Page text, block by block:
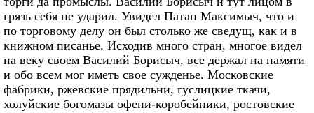
грязь себя не ударил. Увидел Патап Максимыч, что и
по торговому делу он был столько же сведущ, как и в
книжном писанье. Исходив много стран, многое видел
на веку своем Василий Борисыч, все держал на памяти
и обо всем мог иметь свое сужденье. Московские
фабрики, ржевские прядильни, гуслицкие ткачи,
холуйские богомазы офени-коробейники, ростовские